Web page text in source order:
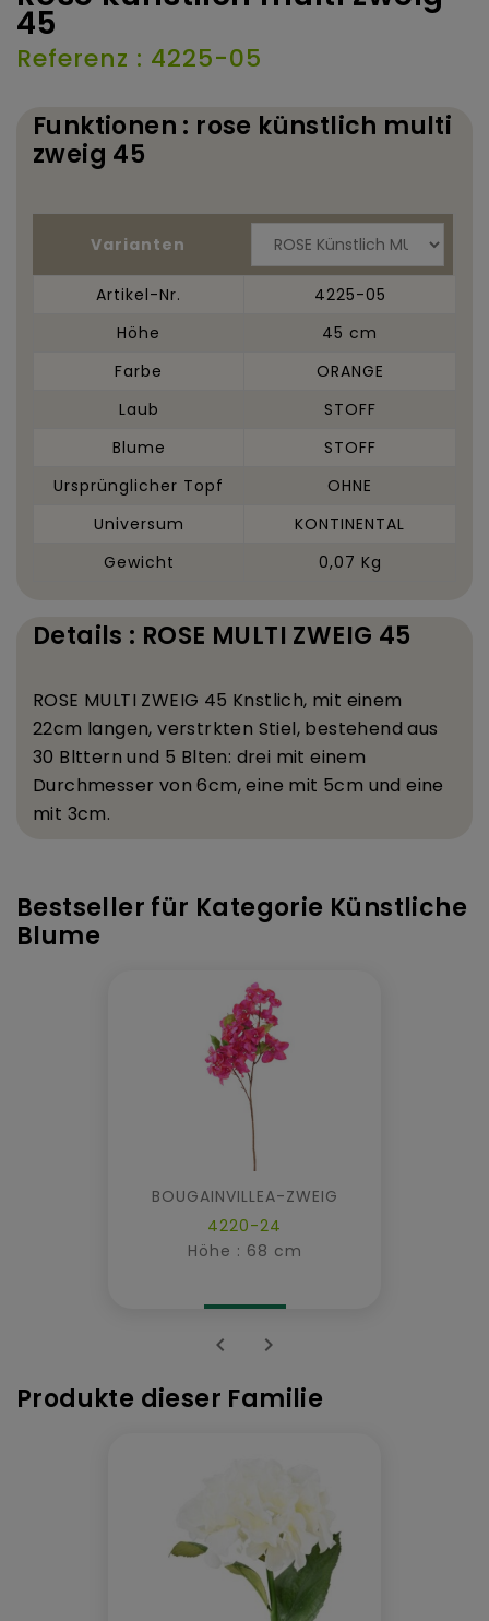
45
Referenz : 4225-05
Funktionen : rose künstlich multi
zweig 45
Varianten
Artikel-Nr.
4225-05
Höhe
45 cm
Farbe
ORANGE
Laub
STOFF
Blume
STOFF
Ursprünglicher Topf
OHNE
Universum
KONTINENTAL
Gewicht
0,07 Kg
Details : ROSE MULTI ZWEIG 45
ROSE MULTI ZWEIG 45 Knstlich, mit einem
22cm langen, verstrkten Stiel, bestehend aus
30 Blttern und 5 Blten: drei mit einem
Durchmesser von 6cm, eine mit 5cm und eine
mit 3cm.
Bestseller für Kategorie Künstliche
Blume
BOUGAINVILLEA-ZWEIG
4220-24
Höhe : 68 cm
 
Produkte dieser Familie